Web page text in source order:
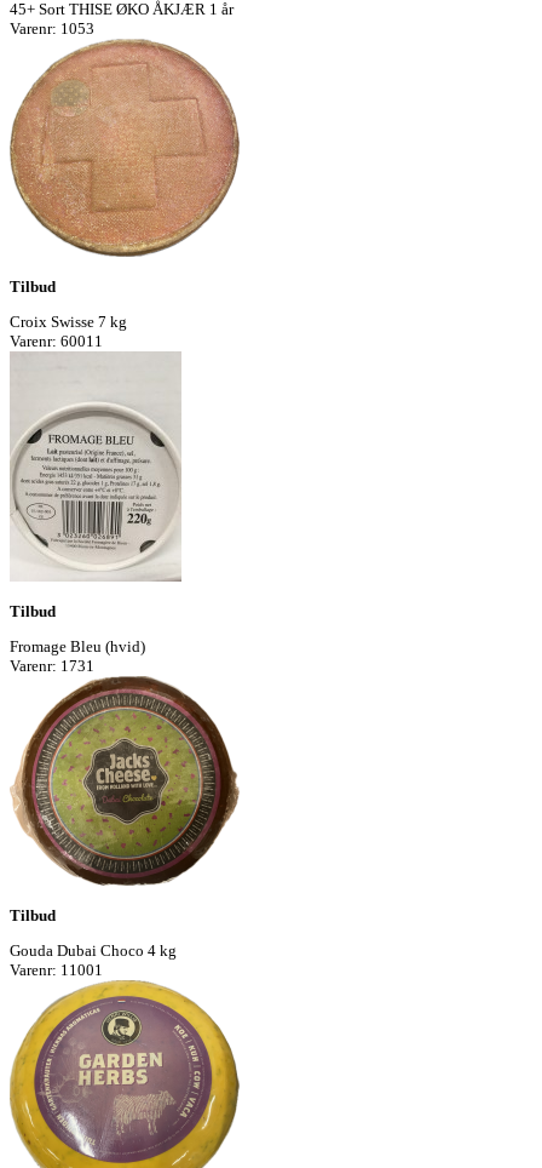
45+ Sort THISE ØKO ÅKJÆR 1 år
Varenr: 1053
Tilbud
Croix Swisse 7 kg
Varenr: 60011
Tilbud
Fromage Bleu (hvid)
Varenr: 1731
Tilbud
Gouda Dubai Choco 4 kg
Varenr: 11001